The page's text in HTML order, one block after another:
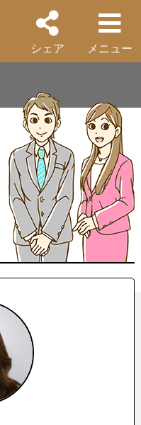
シェア メニュー